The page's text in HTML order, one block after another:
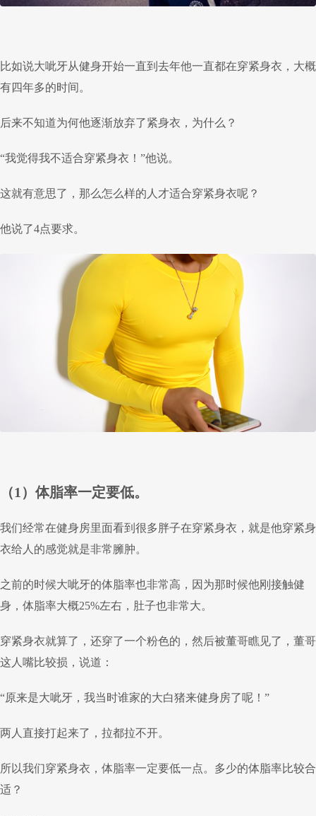
比如说大呲牙从健身开始一直到去年他一直都在穿紧身衣，大概
有四年多的时间。
后来不知道为何他逐渐放弃了紧身衣，为什么？
“我觉得我不适合穿紧身衣！”他说。
这就有意思了，那么怎么样的人才适合穿紧身衣呢？
他说了4点要求。
（1）体脂率一定要低。
我们经常在健身房里面看到很多胖子在穿紧身衣，就是他穿紧身
衣给人的感觉就是非常臃肿。
之前的时候大呲牙的体脂率也非常高，因为那时候他刚接触健
身，体脂率大概25%左右，肚子也非常大。
穿紧身衣就算了，还穿了一个粉色的，然后被董哥瞧见了，董哥
这人嘴比较损，说道：
“原来是大呲牙，我当时谁家的大白猪来健身房了呢！”
两人直接打起来了，拉都拉不开。
所以我们穿紧身衣，体脂率一定要低一点。多少的体脂率比较合
适？